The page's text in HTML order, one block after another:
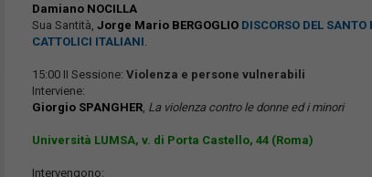
Damiano NOCILLA
Sua Santità, Jorge Mario BERGOGLIO DISCORSO DEL
CATTOLICI ITALIANI.
15:00 II Sessione: Violenza e persone vulnerabili
Interviene:
Giorgio SPANGHER, La violenza contro le donne ed i minori
Università LUMSA, v. di Porta Castello, 44 (Roma)
Intervengono: